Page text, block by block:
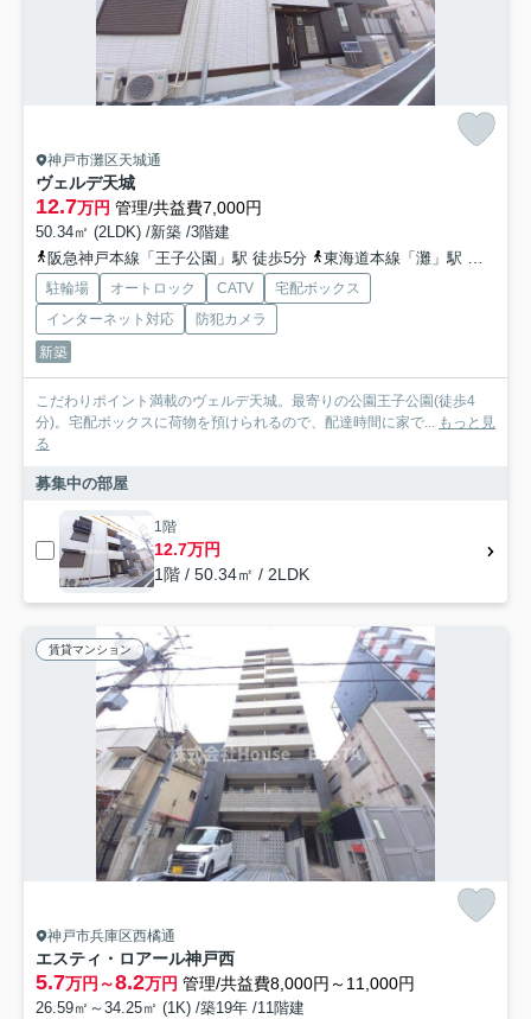
神戸市灘区天城通
ヴェルデ天城
12.7万円 管理/共益費7,000円
50.34㎡ (2LDK) /新築 /3階建
阪急神戸本線「王子公園」駅 徒歩5分
東海道本線「灘」駅 徒歩13分
駐輪場 オートロック CATV
宅配ボックス
インターネット対応
防犯カメラ
新築
こだわりポイント満載のヴェルデ天城。最寄りの公園王子公園(徒歩4
分)。宅配ボックスに荷物を預けられるので、配達時間に家で... もっと見
る
募集中の部屋
1階
12.7万円
1階 / 50.34㎡ / 2LDK
賃貸マンション
神戸市兵庫区西橘通
エスティ・ロアール神戸西
5.7万円～8.2万円 管理/共益費8,000円～11,000円
26.59㎡～34.25㎡ (1K) /築19年 /11階建